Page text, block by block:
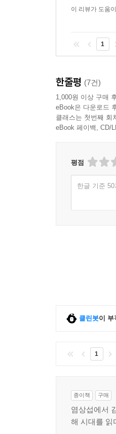
이 리뷰가 도움
1
한줄평 (7건)
1,000원 이상 구매
eBook은 다운로드
클래스는 첫번째 회
eBook 페이백, CD/
평점
한글 기준
클린봇이 부
1
종이책 구매
염상섭에서
해 시대를 읽